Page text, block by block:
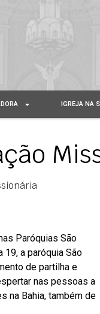
IGREJA NA
Paróquias São
19, a paróquia São
de partilha e
nas pessoas a
na Bahia, também de